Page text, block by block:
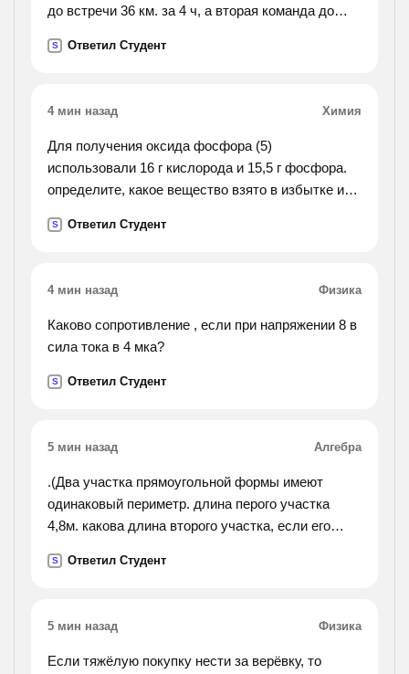
до встречи 36 км. за 4 ч, а вторая команда до
вторая команда? напишите по действиям вот
S Ответил Студент
4 мин назад Химия
Для получения оксида фосфора (5)
использовали 16 г кислорода и 15,5 г фосфора.
определите, какое вещество взято в избытке и
реакции.
S Ответил Студент
4 мин назад Физика
Каково сопротивление , если при напряжении 8 в
сила тока в 4 мка?
S Ответил Студент
5 мин назад Алгебра
.(Два участка прямоугольной формы имеют
одинаковый периметр. длина перого участка
4,8м. какова длина второго участка, если его
S Ответил Студент
5 мин назад Физика
Если тяжёлую покупку нести за верёвку, то